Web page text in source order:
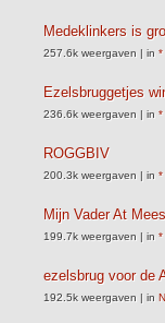
Medeklinkers is
257.6k weergaven | in *
Ezelsbruggetjes
236.6k weergaven | in *
ROGGBIV
200.3k weergaven | in *
Mijn Vader At
199.7k weergaven | in *
ezelsbrug voor de
192.5k weergaven | in